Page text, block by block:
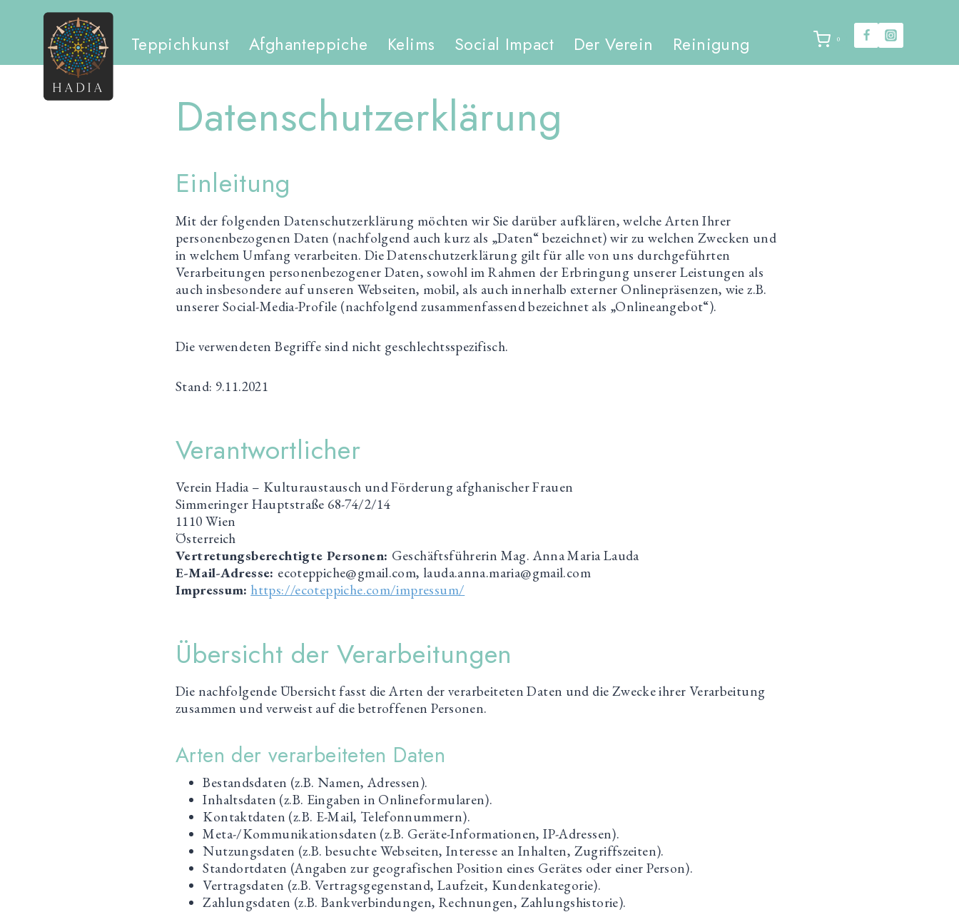
Teppichkunst Afghanteppiche Kelims Social Impact Der Verein Reinigung 0
Datenschutzerklärung
Einleitung
Mit der folgenden Datenschutzerklärung möchten wir Sie darüber aufklären, welche Arten Ihrer
personenbezogenen Daten (nachfolgend auch kurz als „Daten“ bezeichnet) wir zu welchen Zwecken und
in welchem Umfang verarbeiten. Die Datenschutzerklärung gilt für alle von uns durchgeführten
Verarbeitungen personenbezogener Daten, sowohl im Rahmen der Erbringung unserer Leistungen als
auch insbesondere auf unseren Webseiten, mobil, als auch innerhalb externer Onlinepräsenzen, wie z.B.
unserer Social-Media-Profile (nachfolgend zusammenfassend bezeichnet als „Onlineangebot“).
Die verwendeten Begriffe sind nicht geschlechtsspezifisch.
Stand: 9.11.2021
Verantwortlicher
Verein Hadia – Kulturaustausch und Förderung afghanischer Frauen
Simmeringer Hauptstraße 68-74/2/14
1110 Wien
Österreich
Vertretungsberechtigte Personen: Geschäftsführerin Mag. Anna Maria Lauda
E-Mail-Adresse: ecoteppiche@gmail.com, lauda.anna.maria@gmail.com
Impressum: https://ecoteppiche.com/impressum/
Übersicht der Verarbeitungen
Die nachfolgende Übersicht fasst die Arten der verarbeiteten Daten und die Zwecke ihrer Verarbeitung
zusammen und verweist auf die betroffenen Personen.
Arten der verarbeiteten Daten
Bestandsdaten (z.B. Namen, Adressen).
Inhaltsdaten (z.B. Eingaben in Onlineformularen).
Kontaktdaten (z.B. E-Mail, Telefonnummern).
Meta-/Kommunikationsdaten (z.B. Geräte-Informationen, IP-Adressen).
Nutzungsdaten (z.B. besuchte Webseiten, Interesse an Inhalten, Zugriffszeiten).
Standortdaten (Angaben zur geografischen Position eines Gerätes oder einer Person).
Vertragsdaten (z.B. Vertragsgegenstand, Laufzeit, Kundenkategorie).
Zahlungsdaten (z.B. Bankverbindungen, Rechnungen, Zahlungshistorie).